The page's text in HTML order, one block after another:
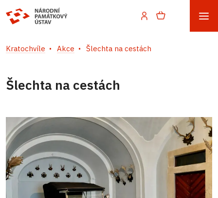
Kratochvíle Akce Šlechta na cestách
Šlechta na cestách